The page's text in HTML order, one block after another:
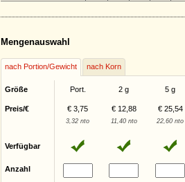
Mengenauswahl
nach Portion/Gewicht nach Korn
Größe Port. 2 g 5 g
Preis/€ € 3,75 € 12,88 € 25,54
3,32 nto 11,40 nto 22,60 nto
Verfügbar
Anzahl